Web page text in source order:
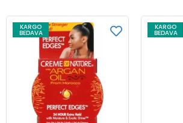
KARGO
BEDAVA
KARGO
BEDAVA